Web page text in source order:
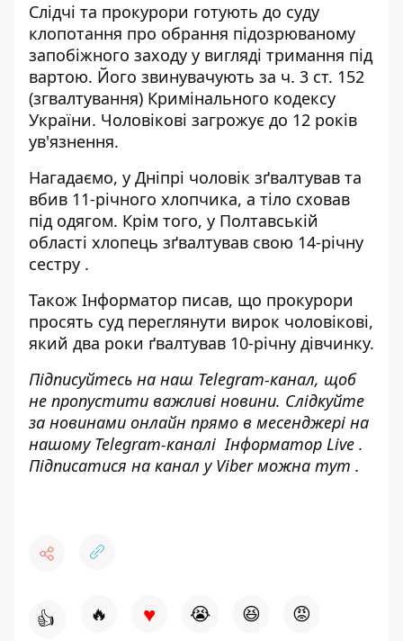
Слідчі та прокурори готують до суду
клопотання про обрання підозрюваному
запобіжного заходу у вигляді тримання під
вартою. Його звинувачують за ч. 3 ст. 152
(згвалтування) Кримінального кодексу
України. Чоловікові загрожує до 12 років
ув'язнення.
Нагадаємо, у Дніпрі чоловік зґвалтував та
вбив 11-річного хлопчика, а тіло сховав
під одягом. Крім того, у Полтавській
області хлопець зґвалтував свою 14-річну
сестру .
Також Інформатор писав, що прокурори
просять суд переглянути вирок чоловікові,
який два роки ґвалтував 10-річну дівчинку.
Підписуйтесь на наш Telegram-канал, щоб
не пропустити важливі новини. Слідкуйте
за новинами онлайн прямо в месенджері на
нашому Telegram-каналіІнформатор Live .
Підписатися на канал у Viber можна тут .
👍 🔥 ♥ 😭 😆 😡